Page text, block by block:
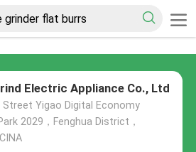
Electric Appliance Co., Ltd
Street Yigao Digital Economy
2029，Fenghua District，